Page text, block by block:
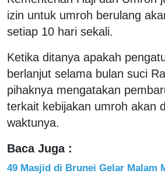
izin untuk umroh berulang
setiap 10 hari sekali.
Ketika ditanya apakah
berlanjut selama bulan suci
pihaknya mengatakan
terkait kebijakan umroh akan
waktunya.
Baca Juga :
49 Masjid di Brunei Gelar Malam